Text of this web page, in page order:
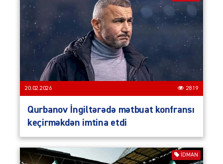
20.02.2026 2819
Qurbanov İngiltərədə mətbuat konfransı
keçirməkdən imtina etdi
İDMAN